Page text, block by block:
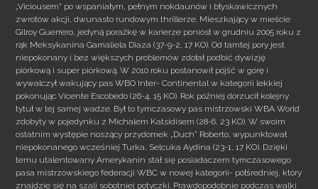
„Viciousem” po wspaniałym, pełnym nokdaunów i błyskawicznych
zwrotów akcji, dwunasto rundowym thrillerze. Mieszkający w mieście
Gilroy Guerrero, jedyną porażkę w karierze poniósł w grudniu 2005 roku z
rąk Meksykanina Gamaliela Diaza (37-9-2, 17 KO). Od tamtej pory jest
niepokonany i bez większych problemów zdołał podbić dywizję
piórkową i super piórkową. W 2010 roku postanowił pójść w górę i
wywalczył wakujący pas WBO Inter- Continental w kategorii lekkiej
pokonując Vicente Escobedo (26-4, 15 KO). Rok później dorzucił kolejny
tytuł w tej samej wadze. Był to tymczasowy pas mistrzowski WBA World
zdobyty w pojedynku z Michalem Katsidisem (28-6, 23 KO). W swoim
ostatnim występie noszący przydomek „Duch” Roberto, wypunktował
niepokonanego wcześniej Turka, Selcuka Aydina (23-1, 17 KO). Dzięki
temu utalentowany Amerykanin stał się posiadaczem tymczasowego
pasa mistrzowskiego federacji WBC w nowej kategorii- półśredniej, który
znajdzie się na szali sobotniej potyczki. Prawdopodobnie podczas walki